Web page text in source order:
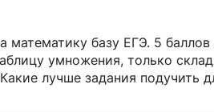
математику базу ЕГЭ. 5
умножения, только
лучше задания подучить